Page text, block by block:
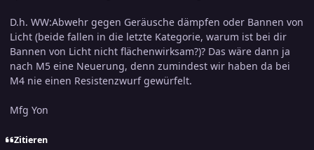
D.h. WW:Abwehr gegen Geräusche dämpfen oder Bannen von
Licht (beide fallen in die letzte Kategorie, warum ist bei dir
Bannen von Licht nicht flächenwirksam?)? Das wäre dann ja
nach M5 eine Neuerung, denn zumindest wir haben da bei
M4 nie einen Resistenzwurf gewürfelt.
Mfg Yon
Zitieren